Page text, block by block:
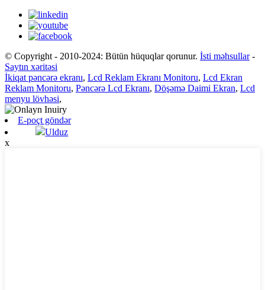
© Copyright - 2010-2024: Bütün hüquqlar qorunur. İsti məhsullar-
Saytın xəritəsi
İkiqat pəncərə ekranı, Lcd Reklam Ekranı Monitoru, Lcd Ekran
Reklam Monitoru, Pəncərə Lcd Ekranı, Döşəmə Daimi Ekran, Lcd
menyu lövhəsi,
E-poçt göndər
Ulduz
x